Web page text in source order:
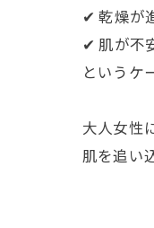
✔ 乾燥が
✔ 肌が不
というケ
大人女性
肌を追い